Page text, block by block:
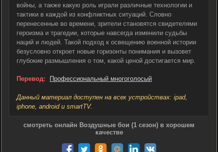
войны, а также какую роль играли различные технологии и
тактики в каждой из конфликтных ситуаций. Словно
перенесенные во времени, зрители становятся свидетелями
героизма и трагедии, которые навсегда изменили судьбы
наций и людей. Такой подход к освещению военной истории
безусловно откроет новые горизонты понимания и вызовет
глубокие размышления о том, какой ценой достигается мир.
Перевод: Профессиональный многоголосый
Данный материал доступен на всех устройствах: ipad,
iphone, android и smartTV.
смотреть онлайн Воздушные бои (1 сезон) в хорошем
качестве